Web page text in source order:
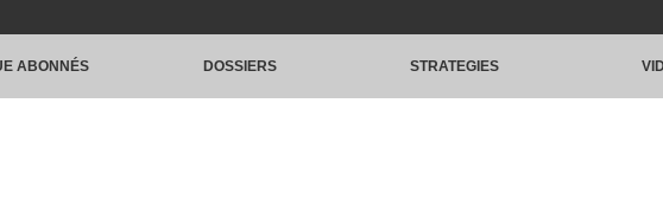
ABONNÉS DOSSIERS STRATEGIES